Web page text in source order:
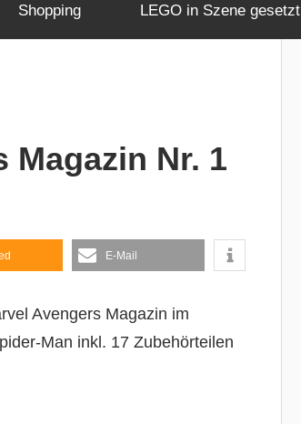
Shopping LEGO in Szene gesetzt
Magazin Nr. 1
E-Mail
Avengers Magazin im
Man inkl. 17 Zubehörteilen